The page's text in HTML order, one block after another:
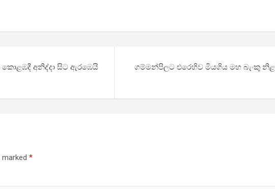
අනිද්දා සිට ඇරඹෙයි
ගම්මන්පිලට එරෙහිව මියගිය මහ බැංකු
marked *